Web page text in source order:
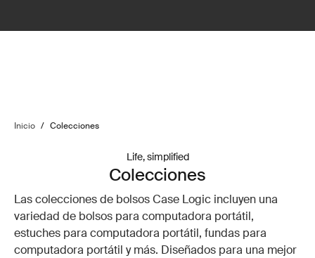
Inicio / Colecciones
Life, simplified
Colecciones
Las colecciones de bolsos Case Logic incluyen una
variedad de bolsos para computadora portátil,
estuches para computadora portátil, fundas para
computadora portátil y más. Diseñados para una mejor